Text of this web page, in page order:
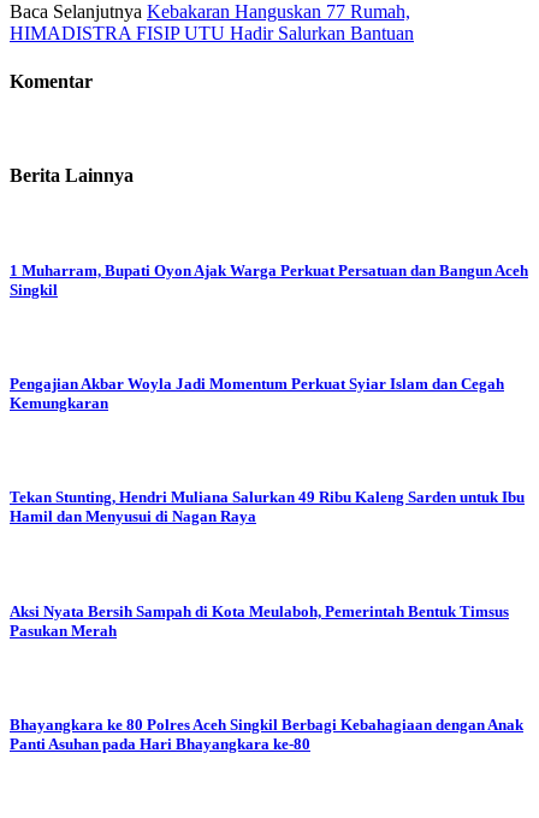
Baca Selanjutnya Kebakaran Hanguskan 77 Rumah,
HIMADISTRA FISIP UTU Hadir Salurkan Bantuan
Komentar
Berita Lainnya
1 Muharram, Bupati Oyon Ajak Warga Perkuat Persatuan dan Bangun Aceh
Singkil
Pengajian Akbar Woyla Jadi Momentum Perkuat Syiar Islam dan Cegah
Kemungkaran
Tekan Stunting, Hendri Muliana Salurkan 49 Ribu Kaleng Sarden untuk Ibu
Hamil dan Menyusui di Nagan Raya
Aksi Nyata Bersih Sampah di Kota Meulaboh, Pemerintah Bentuk Timsus
Pasukan Merah
Bhayangkara ke 80 Polres Aceh Singkil Berbagi Kebahagiaan dengan Anak
Panti Asuhan pada Hari Bhayangkara ke-80